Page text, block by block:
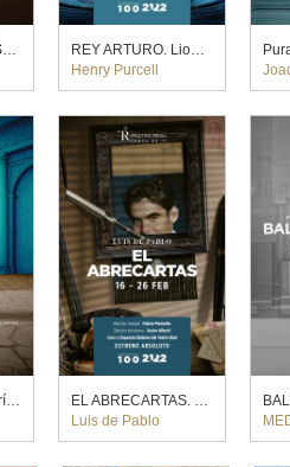
UN BALLO IN MASCHERA. Gianmaria Aliverta (2020)
REY ARTURO. Lionel Meunier (2022)
Henry Purcell
MEDEA. Paco Azorín (2023)
EL ABRECARTAS. Xavier Albertí (2022)
Luis de Pablo